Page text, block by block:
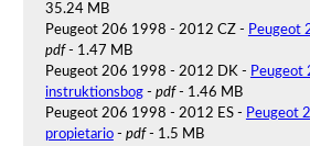
35.24 MB
Peugeot 206 1998 - 2012 CZ - Peugeot
pdf- 1.47 MB
Peugeot 206 1998 - 2012 DK - Peugeot
instruktionsbog- pdf- 1.46 MB
Peugeot 206 1998 - 2012 ES - Peugeot
propietario- pdf- 1.5 MB